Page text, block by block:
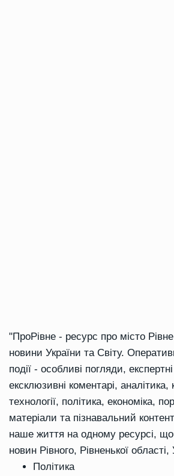
"ПроРівне - ресурс про місто
новини України та Світу.
події - особливі погляди,
ексклюзивні коментарі, аналітика,
технології, політика, економіка,
матеріали та пізнавальний
наше життя на одному ресурсі,
новин Рівного, Рівненької
Політика